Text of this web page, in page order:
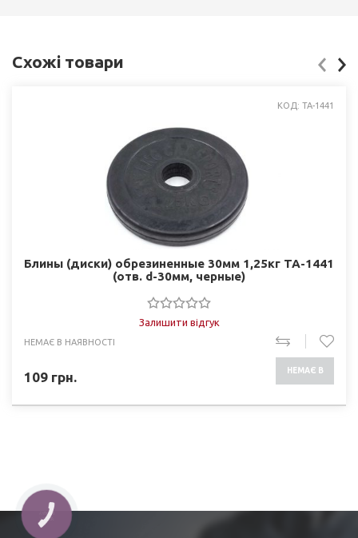
Схожі товари
КОД: ТА-1441
Блины (диски) обрезиненные 30мм 1,25кг ТА-1441
(отв. d-30мм, черные)
Залишити відгук
НЕМАЄ В НАЯВНОСТІ
109 грн. НЕМАЄ В
КНОПКА
ЗВ'ЯЗКУ